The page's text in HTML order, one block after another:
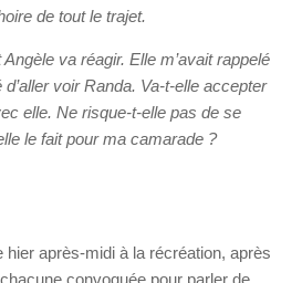
de tout le trajet.
va réagir. Elle m’avait rappelé
d’aller voir Randa. Va-t-elle accepter
elle. Ne risque-t-elle pas de se
le fait pour ma camarade ?
hier après-midi à la récréation, après
convoquée pour parler de